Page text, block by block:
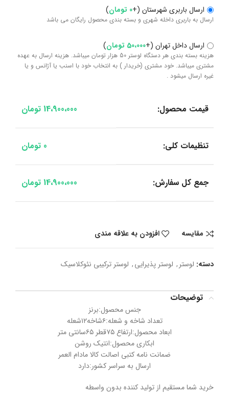
ارسال باربری شهرستان (
+
0 تومان)
ارسال به باربری داخله شهری و بسته بندی محصول رایگان می باشد
ارسال داخل تهران (
+50،000 تومان)
هزینه بسته بندی هر دستگاه لوستر 50 هزار تومان میباشد. هزینه ارسال به عهده
مشتری میباشد. خود مشتری (خریدار ) به انتخاب خود با اسنب یا آژانس و یا
غیره ارسال میشود .
قیمت محصول: 14،900،000 تومان
تنظیمات کلی: 0 تومان
جمع کل سفارش: 14،900،000 تومان
مقایسه افزودن به علاقه مندی
دسته: لوستر , لوستر پذیرایی, لوستر ترکیبی نئوکلاسیک
توضیحات
جنس محصول:برنز
تعداد شاخه و شعله:۶شاخه۱۲شعله
ابعاد محصول:ارتفاع ۷۵قطر ۶۵سانتی متر
ابکاری محصول:انتیک روشن
ضمانت نامه کتبی اصالت کالا مادام العمر
ارسال به سراسر کشور:دارد
خرید شما مستقیم از تولید کننده بدون واسطه